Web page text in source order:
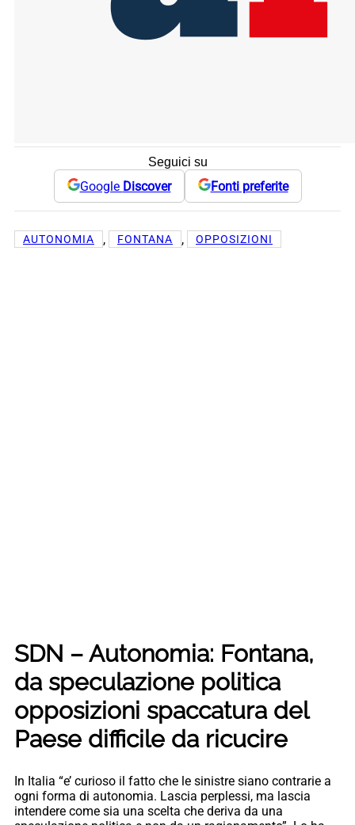
Seguici su
Google Discover Fonti preferite
AUTONOMIA , FONTANA , OPPOSIZIONI
SDN – Autonomia: Fontana,
da speculazione politica
opposizioni spaccatura del
Paese difficile da ricucire
In Italia “e’ curioso il fatto che le sinistre siano contrarie a
ogni forma di autonomia. Lascia perplessi, ma lascia
intendere come sia una scelta che deriva da una